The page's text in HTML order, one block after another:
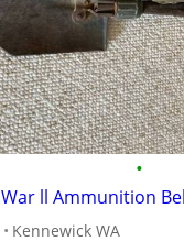
•
Kennewick WA